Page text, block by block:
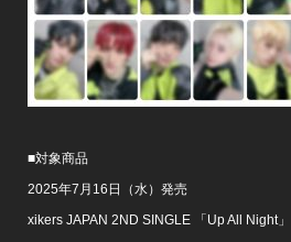
■対象商品
2025年7月16日（水）発売
xikers JAPAN 2ND SINGLE 「Up All Night」